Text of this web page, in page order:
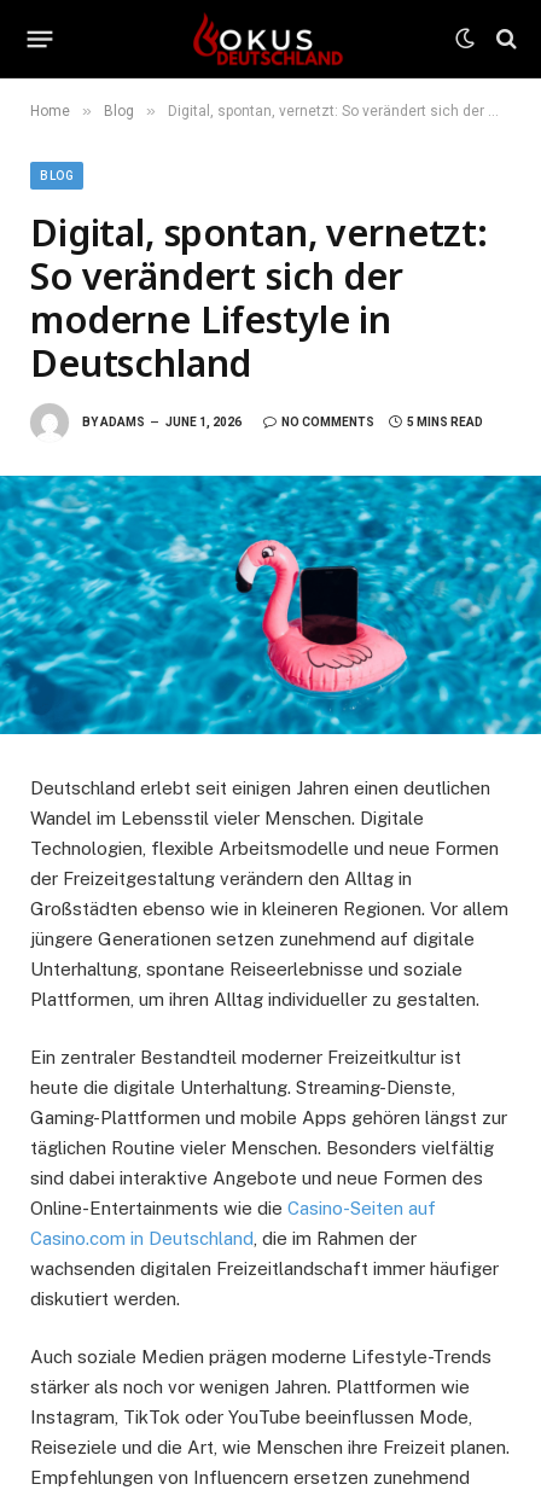
Home » Blog » Digital, spontan, vernetzt: So verändert sich der moderne Lifestyle in Deutschland
BLOG
Digital, spontan, vernetzt:
So verändert sich der
moderne Lifestyle in
Deutschland
BYADAMS JUNE 1, 2026 NO COMMENTS 5 MINS READ
Deutschland erlebt seit einigen Jahren einen deutlichen
Wandel im Lebensstil vieler Menschen. Digitale
Technologien, flexible Arbeitsmodelle und neue Formen
der Freizeitgestaltung verändern den Alltag in
Großstädten ebenso wie in kleineren Regionen. Vor allem
jüngere Generationen setzen zunehmend auf digitale
Unterhaltung, spontane Reiseerlebnisse und soziale
Plattformen, um ihren Alltag individueller zu gestalten.
Ein zentraler Bestandteil moderner Freizeitkultur ist
heute die digitale Unterhaltung. Streaming-Dienste,
Gaming-Plattformen und mobile Apps gehören längst zur
täglichen Routine vieler Menschen. Besonders vielfältig
sind dabei interaktive Angebote und neue Formen des
Online-Entertainments wie die Casino-Seiten auf
Casino.com in Deutschland , die im Rahmen der
wachsenden digitalen Freizeitlandschaft immer häufiger
diskutiert werden.
Auch soziale Medien prägen moderne Lifestyle-Trends
stärker als noch vor wenigen Jahren. Plattformen wie
Instagram, TikTok oder YouTube beeinflussen Mode,
Reiseziele und die Art, wie Menschen ihre Freizeit planen.
Empfehlungen von Influencern ersetzen zunehmend